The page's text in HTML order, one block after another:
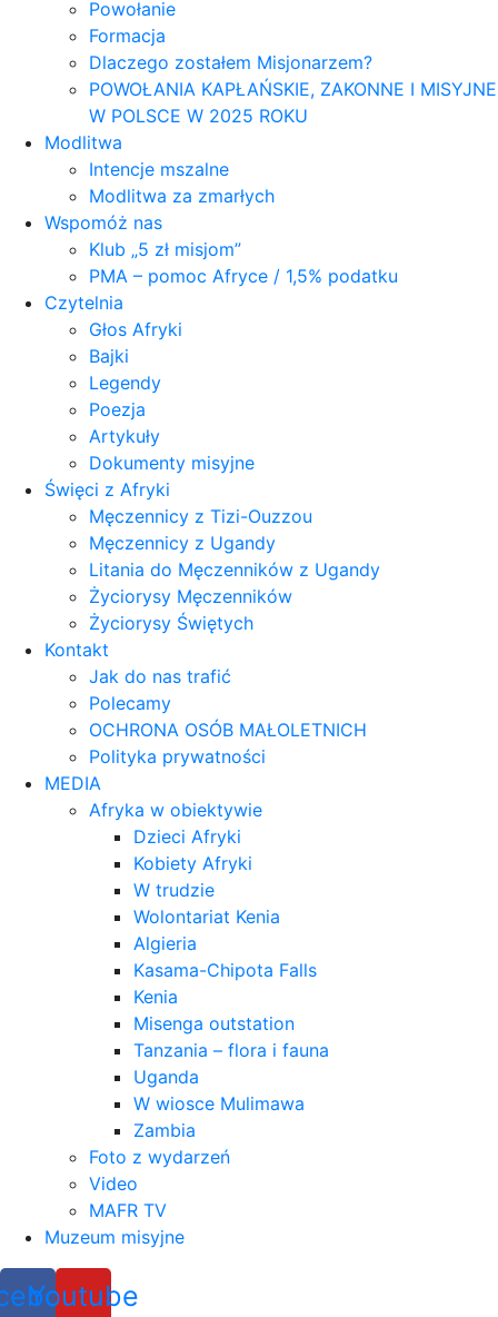
Powołanie
Formacja
Dlaczego zostałem Misjonarzem?
POWOŁANIA KAPŁAŃSKIE, ZAKONNE I MISYJNE
W POLSCE W 2025 ROKU
Modlitwa
Intencje mszalne
Modlitwa za zmarłych
Wspomóż nas
Klub „5 zł misjom”
PMA – pomoc Afryce / 1,5% podatku
Czytelnia
Głos Afryki
Bajki
Legendy
Poezja
Artykuły
Dokumenty misyjne
Święci z Afryki
Męczennicy z Tizi-Ouzzou
Męczennicy z Ugandy
Litania do Męczenników z Ugandy
Życiorysy Męczenników
Życiorysy Świętych
Kontakt
Jak do nas trafić
Polecamy
OCHRONA OSÓB MAŁOLETNICH
Polityka prywatności
MEDIA
Afryka w obiektywie
Dzieci Afryki
Kobiety Afryki
W trudzie
Wolontariat Kenia
Algieria
Kasama-Chipota Falls
Kenia
Misenga outstation
Tanzania – flora i fauna
Uganda
W wiosce Mulimawa
Zambia
Foto z wydarzeń
Video
MAFR TV
Muzeum misyjne
Youtube